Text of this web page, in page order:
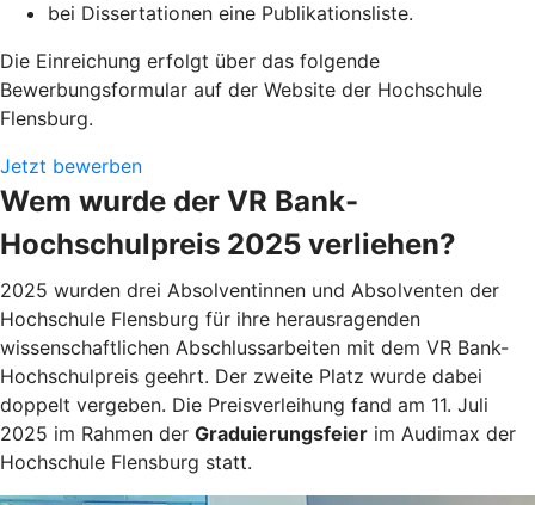
bei Dissertationen eine Publikationsliste.
Die Einreichung erfolgt über das folgende
Bewerbungsformular auf der Website der Hochschule
Flensburg.
Jetzt bewerben
Wem wurde der VR Bank-
Hochschulpreis 2025 verliehen?
2025 wurden drei Absolventinnen und Absolventen der
Hochschule Flensburg für ihre herausragenden
wissenschaftlichen Abschlussarbeiten mit dem VR Bank-
Hochschulpreis geehrt. Der zweite Platz wurde dabei
doppelt vergeben. Die Preisverleihung fand am 11. Juli
2025 im Rahmen der Graduierungsfeier im Audimax der
Hochschule Flensburg statt.